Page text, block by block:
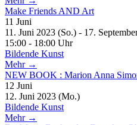
Make Friends AND Art
11 Juni
11. Juni 2023 (So.) - 17.
15:00 - 18:00 Uhr
Bildende Kunst
Mehr →
NEW BOOK : Marion Anna
12 Juni
12. Juni 2023 (Mo.)
Bildende Kunst
Mehr →